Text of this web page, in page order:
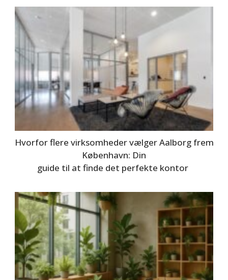
Hvorfor flere virksomheder vælger Aalborg frem for
København: Din
guide til at finde det perfekte kontor